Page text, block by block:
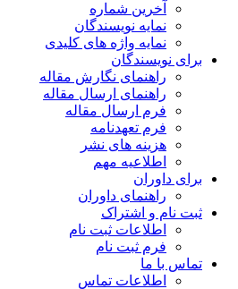
آخرین شماره
نمایه نویسندگان
نمایه واژه های کلیدی
برای نویسندگان
راهنمای نگارش مقاله
راهنمای ارسال مقاله
فرم ارسال مقاله
فرم تعهدنامه
هزینه های نشر
اطلاعیه مهم
برای داوران
راهنمای داوران
ثبت نام و اشتراک
اطلاعات ثبت نام
فرم ثبت نام
تماس با ما
اطلاعات تماس